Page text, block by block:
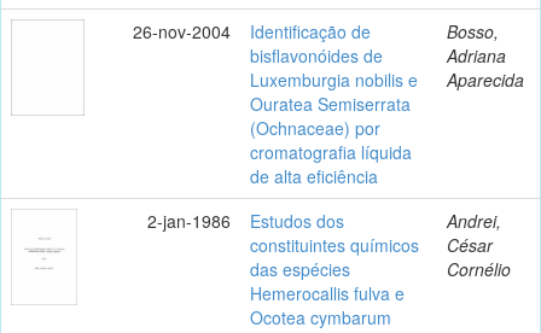
26-nov-2004
Identificação de
bisflavonóides de
Luxemburgia nobilis e
Ouratea Semiserrata
(Ochnaceae) por
cromatografia líquida
de alta eficiência
Bosso,
Adriana
Aparecida
2-jan-1986
Estudos dos
constituintes químicos
das espécies
Hemerocallis fulva e
Ocotea cymbarum
Andrei,
César
Cornélio